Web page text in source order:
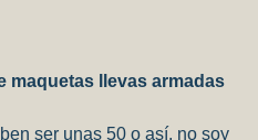
maquetas llevas armadas
ser unas 50 o así, no soy